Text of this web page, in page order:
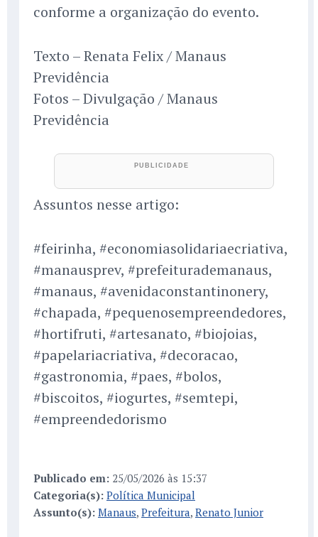
conforme a organização do evento.
Texto – Renata Felix / Manaus
Previdência
Fotos – Divulgação / Manaus
Previdência
Assuntos nesse artigo:
#feirinha, #economiasolidariaecriativa,
#manausprev, #prefeiturademanaus,
#manaus, #avenidaconstantinonery,
#chapada, #pequenosempreendedores,
#hortifruti, #artesanato, #biojoias,
#papelariacriativa, #decoracao,
#gastronomia, #paes, #bolos,
#biscoitos, #iogurtes, #semtepi,
#empreendedorismo
Publicado em: 25/05/2026 às 15:37
Categoria(s): Política Municipal
Assunto(s): Manaus, Prefeitura, Renato Junior